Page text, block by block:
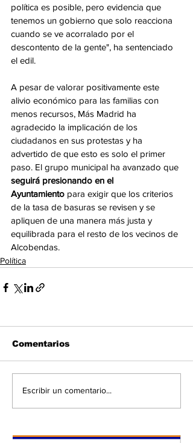
política es posible, pero evidencia que
tenemos un gobierno que solo reacciona
cuando se ve acorralado por el
descontento de la gente", ha sentenciado
el edil.
A pesar de valorar positivamente este
alivio económico para las familias con
menos recursos, Más Madrid ha
agradecido la implicación de los
ciudadanos en sus protestas y ha
advertido de que esto es solo el primer
paso. El grupo municipal ha avanzado que
seguirá presionando en el
Ayuntamiento para exigir que los criterios
de la tasa de basuras se revisen y se
apliquen de una manera más justa y
equilibrada para el resto de los vecinos de
Alcobendas.
Política
Comentarios
Escribir un comentario...